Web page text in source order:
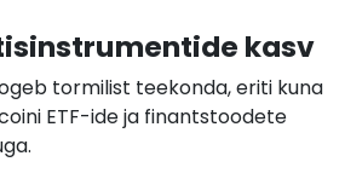
kasv
tormilist teekonda, eriti kuna
ETF-ide ja finantstoodete